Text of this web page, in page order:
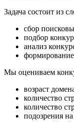
Задача состоит из
сбор
подбор
анализ
Мы оцениваем
возраст
количество
количество
подозрения